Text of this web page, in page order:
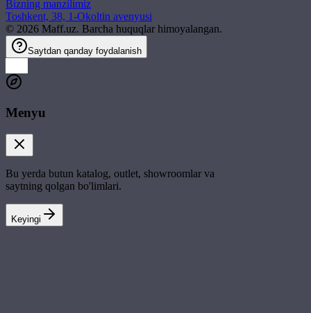
Bizning manzilimiz
Toshkent, 38, 1-Okoltin avenyusi
© 2026 Maff.uz. Barcha huquqlar himoyalangan.
Saytdan qanday foydalanish
Menyu
Bu yerda butun katalog, outlet, showroomlar va
saytning qolgan bo'limlari.
Keyingi